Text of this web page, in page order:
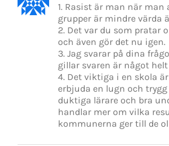
1. Rasist är man när man
grupper är mindre värda
2. Det var du som pratar
och även gör det nu igen.
3. Jag svarar på dina
gillar svaren är något
4. Det viktiga i en skola
erbjuda en lugn och
duktiga lärare och bra
handlar mer om vilka
kommunerna ger till de